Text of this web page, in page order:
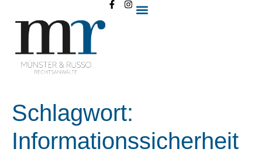
Schlagwort:
Informationssicherheit